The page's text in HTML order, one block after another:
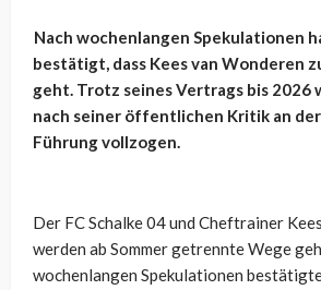
Nach wochenlangen Spekulationen
bestätigt, dass Kees van Wonderen
geht. Trotz seines Vertrags bis 2026
nach seiner öffentlichen Kritik an
Führung vollzogen.
Der FC Schalke 04 und Cheftrainer
werden ab Sommer getrennte Wege
wochenlangen Spekulationen